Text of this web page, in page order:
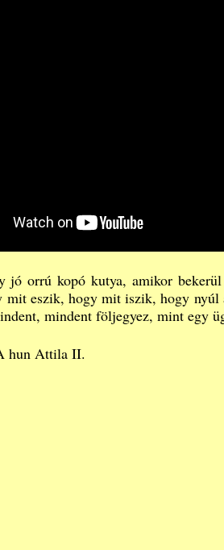
jó orrú kopó kutya, amikor
eszik, hogy mit iszik, hogy nyúl
mindent följegyez, mint egy